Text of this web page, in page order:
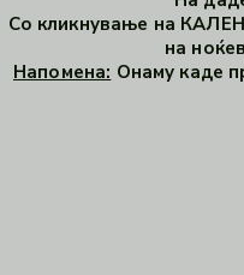
Со кликнување на
на
Напомена: Онаму каде